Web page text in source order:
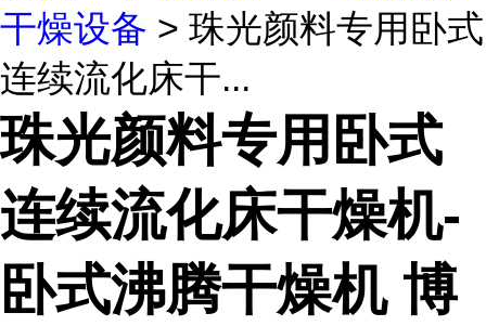
干燥设备 > 珠光颜料专用卧式
连续流化床干...
珠光颜料专用卧式
连续流化床干燥机-
卧式沸腾干燥机 博